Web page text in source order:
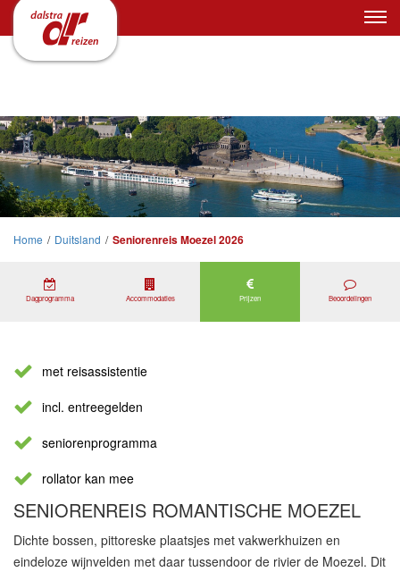
Home / Duitsland / Seniorenreis Moezel 2026
Dagprogramma Accommodaties Prijzen Beoordelingen
met reisassistentie
incl. entreegelden
seniorenprogramma
rollator kan mee
SENIORENREIS ROMANTISCHE MOEZEL
Dichte bossen, pittoreske plaatsjes met vakwerkhuizen en
eindeloze wijnvelden met daar tussendoor de rivier de Moezel. Dit